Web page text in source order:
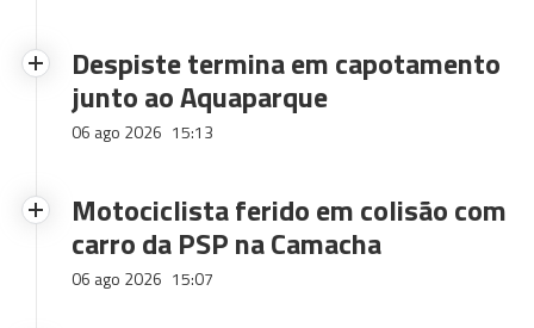
Despiste termina em capotamento
junto ao Aquaparque
06 ago 2026 15:13
Motociclista ferido em colisão com
carro da PSP na Camacha
06 ago 2026 15:07